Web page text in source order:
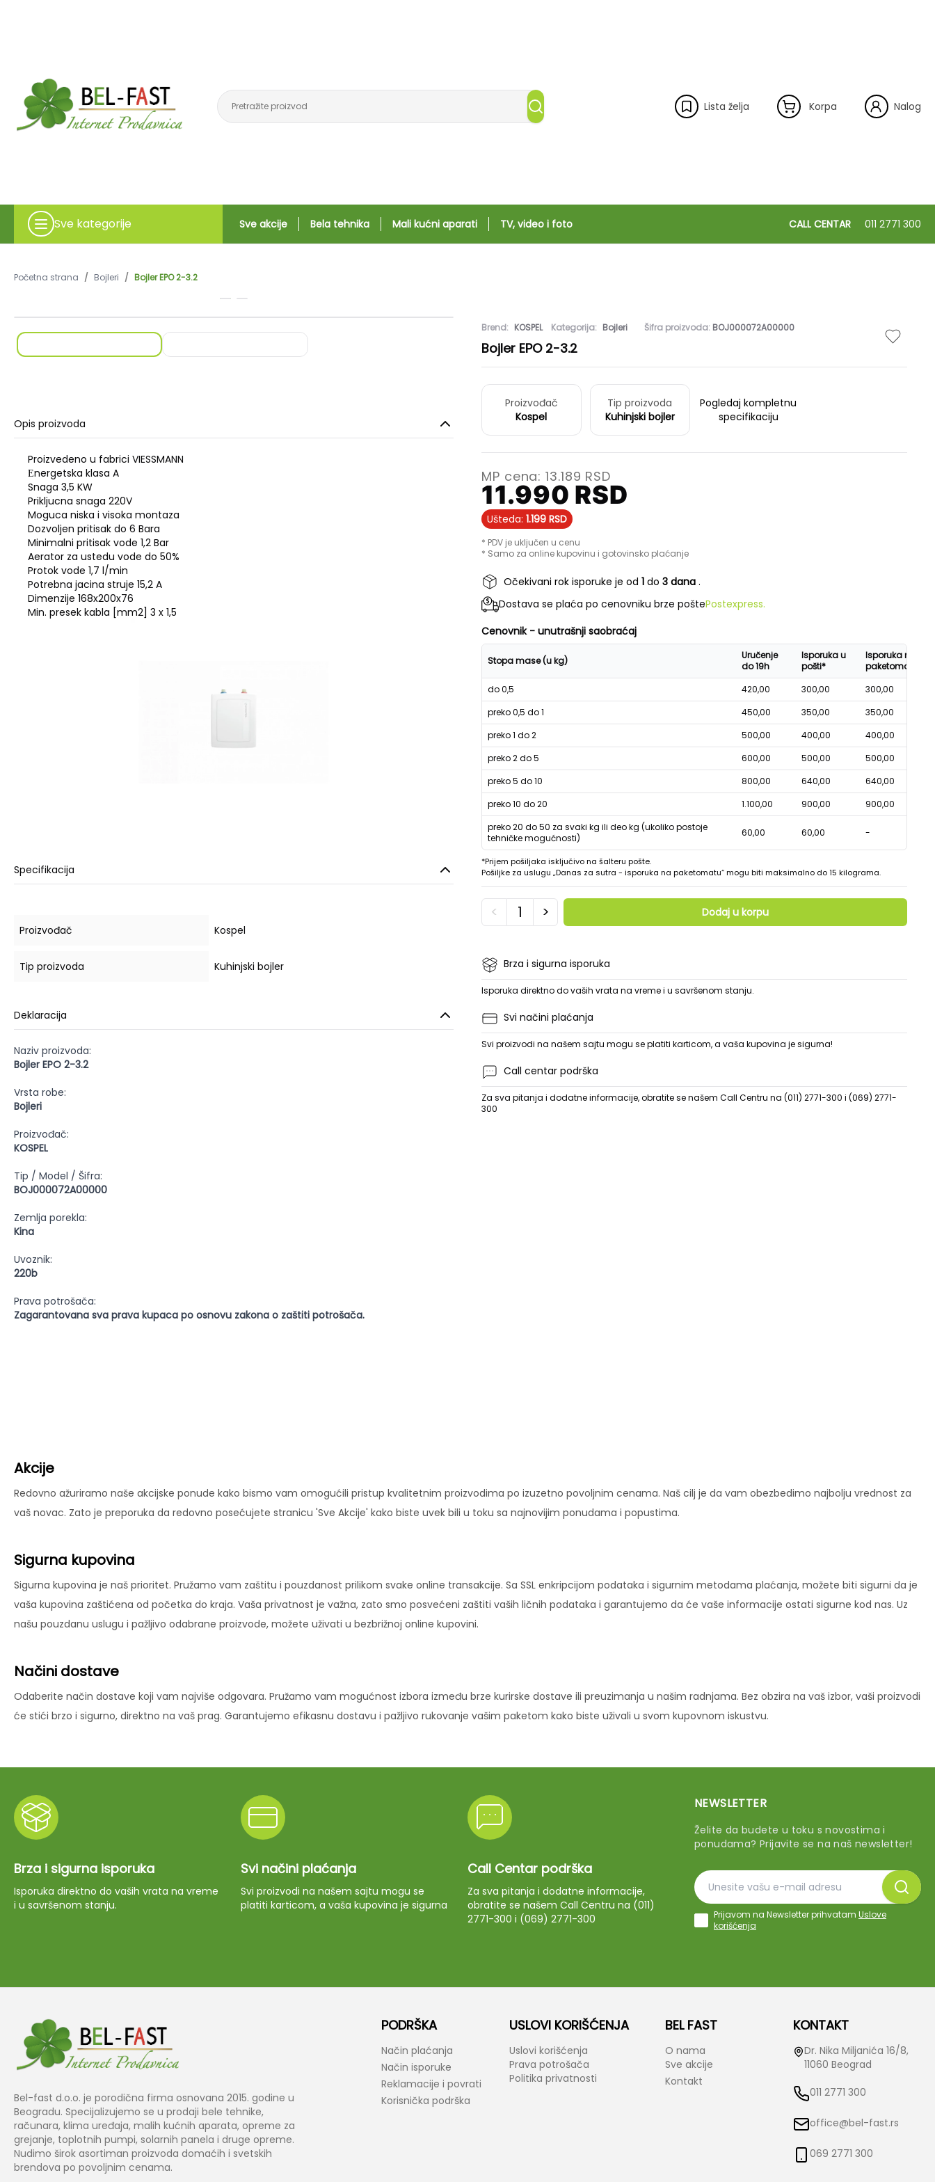
Lista želja Korpa Nalog
Sve kategorije Sve akcije Bela tehnika Mali kućni aparati TV, video i foto CALL CENTAR 011 2771 300
Početna strana / Bojleri / Bojler EPO 2-3.2
Opis proizvoda
Proizvedeno u fabrici VIESSMANN
Еnergetska klasa A
Snaga 3,5 KW
Prikljucna snaga 220V
Moguca niska i visoka montaza
Dozvoljen pritisak do 6 Bara
Minimalni pritisak vode 1,2 Bar
Aerator za ustedu vode do 50%
Protok vode 1,7 l/min
Potrebna jacina struje 15,2 A
Dimenzije 168x200x76
Min. presek kabla [mm2] 3 x 1,5
Specifikacija
Proizvođač Kospel
Tip proizvoda Kuhinjski bojler
Deklaracija
Naziv proizvoda:
Bojler EPO 2-3.2
Vrsta robe:
Bojleri
Proizvođač:
KOSPEL
Tip / Model / Šifra:
BOJ000072A00000
Zemlja porekla:
Kina
Uvoznik:
220b
Prava potrošača:
Zagarantovana sva prava kupaca po osnovu zakona o zaštiti potrošača.
Brend: KOSPEL Kategorija: Bojleri Šifra proizvoda: BOJ000072A00000
Bojler EPO 2-3.2
Proizvođač
Kospel
Tip proizvoda
Kuhinjski bojler
Pogledaj kompletnu
specifikaciju
MP cena:13.189 RSD
11.990 RSD
Ušteda: 1.199 RSD
* PDV je uključen u cenu
* Samo za online kupovinu i gotovinsko plaćanje
Očekivani rok isporuke je od 1 do 3 dana .
Dostava se plaća po cenovniku brze poštePostexpress.
Cenovnik - unutrašnji saobraćaj
Stopa mase (u kg)
Uručenje
do 19h
Isporuka u
pošti*
Isporuka na
paketomatu*
do 0,5
420,00 300,00
300,00
preko 0,5 do 1
450,00 350,00
350,00
preko 1 do 2
500,00 400,00
400,00
preko 2 do 5
600,00 500,00
500,00
preko 5 do 10
800,00 640,00
640,00
preko 10 do 20
1.100,00 900,00
900,00
preko 20 do 50 za svaki kg ili deo kg (ukoliko postoje
tehničke mogućnosti)
60,00 60,00 -
*Prijem pošiljaka isključivo na šalteru pošte.
Pošiljke za uslugu „Danas za sutra - isporuka na paketomatu“ mogu biti maksimalno do 15 kilograma.
< > Dodaj u korpu
Brza i sigurna isporuka
Isporuka direktno do vaših vrata na vreme i u savršenom stanju.
Svi načini plaćanja
Svi proizvodi na našem sajtu mogu se platiti karticom, a vaša kupovina je sigurna!
Call centar podrška
Za sva pitanja i dodatne informacije, obratite se našem Call Centru na (011) 2771-300 i (069) 2771-
300
Akcije
Redovno ažuriramo naše akcijske ponude kako bismo vam omogućili pristup kvalitetnim proizvodima po izuzetno povoljnim cenama. Naš cilj je da vam obezbedimo najbolju vrednost za
vaš novac. Zato je preporuka da redovno posećujete stranicu 'Sve Akcije' kako biste uvek bili u toku sa najnovijim ponudama i popustima.
Sigurna kupovina
Sigurna kupovina je naš prioritet. Pružamo vam zaštitu i pouzdanost prilikom svake online transakcije. Sa SSL enkripcijom podataka i sigurnim metodama plaćanja, možete biti sigurni da je
vaša kupovina zaštićena od početka do kraja. Vaša privatnost je važna, zato smo posvećeni zaštiti vaših ličnih podataka i garantujemo da će vaše informacije ostati sigurne kod nas. Uz
našu pouzdanu uslugu i pažljivo odabrane proizvode, možete uživati u bezbrižnoj online kupovini.
Načini dostave
Odaberite način dostave koji vam najviše odgovara. Pružamo vam mogućnost izbora između brze kurirske dostave ili preuzimanja u našim radnjama. Bez obzira na vaš izbor, vaši proizvodi
će stići brzo i sigurno, direktno na vaš prag. Garantujemo efikasnu dostavu i pažljivo rukovanje vašim paketom kako biste uživali u svom kupovnom iskustvu.
Brza i sigurna isporuka
Isporuka direktno do vaših vrata na vreme
i u savršenom stanju.
Svi načini plaćanja
Svi proizvodi na našem sajtu mogu se
platiti karticom, a vaša kupovina je sigurna
Call Centar podrška
Za sva pitanja i dodatne informacije,
obratite se našem Call Centru na (011)
2771-300 i (069) 2771-300
NEWSLETTER
Želite da budete u toku s novostima i
ponudama? Prijavite se na naš newsletter!
Prijavom na Newsletter prihvatam Uslove
korišćenja
Bel-fast d.o.o. je porodična firma osnovana 2015. godine u
Beogradu. Specijalizujemo se u prodaji bele tehnike,
računara, klima uređaja, malih kućnih aparata, opreme za
grejanje, toplotnih pumpi, solarnih panela i druge opreme.
Nudimo širok asortiman proizvoda domaćih i svetskih
brendova po povoljnim cenama.
PODRŠKA
Način plaćanja
Način isporuke
Reklamacije i povrati
Korisnička podrška
USLOVI KORIŠĆENJA
Uslovi korišćenja
Prava potrošača
Politika privatnosti
BEL FAST
O nama
Sve akcije
Kontakt
KONTAKT
Dr. Nika Miljanića 16/8,
11060 Beograd
011 2771 300
office@bel-fast.rs
069 2771 300